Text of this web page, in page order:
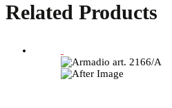
Related Products